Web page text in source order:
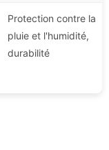
Protection contre la
pluie et l'humidité,
durabilité